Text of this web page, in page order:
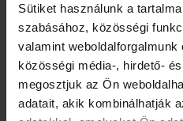
Sütiket használunk a
szabásához, közösségi
valamint
közösségi média-, hirdető-
megosztjuk az Ön
adatait, akik kombinálhatják
U21 2026. júl. 31.
Győzelem az edzőmeccsen!